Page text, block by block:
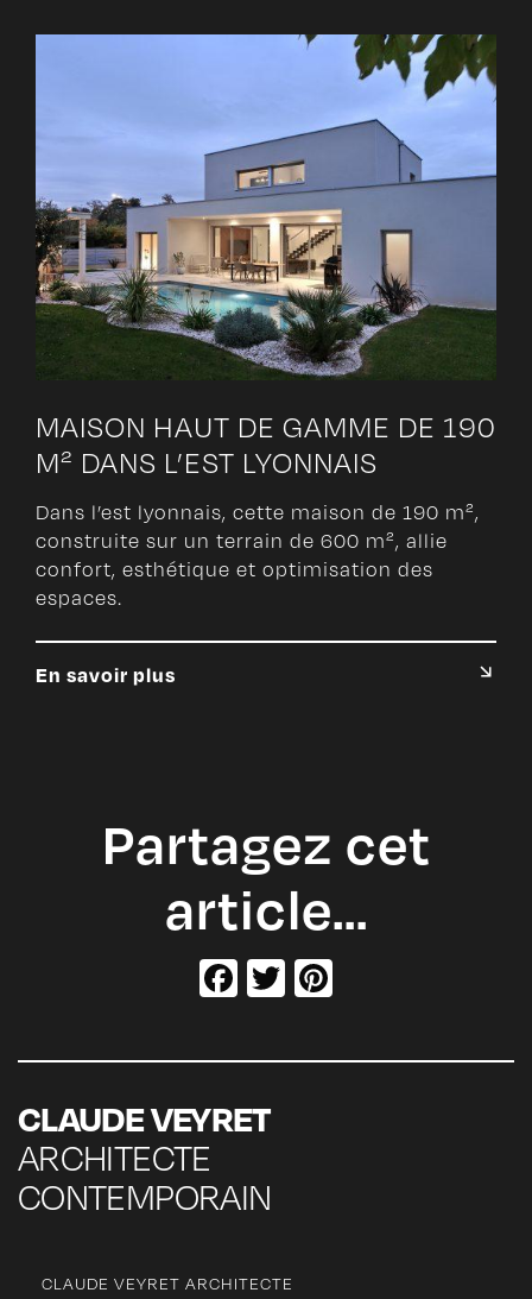
MAISON HAUT DE GAMME DE 190
M² DANS L’EST LYONNAIS
Dans l’est lyonnais, cette maison de 190 m²,
construite sur un terrain de 600 m², allie
confort, esthétique et optimisation des
espaces.
En savoir plus
Partagez cet
article…
Facebook
Twitter
CLAUDE VEYRET
ARCHITECTE
CONTEMPORAIN
CLAUDE VEYRET ARCHITECTE